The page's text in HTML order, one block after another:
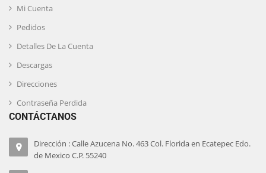
Mi Cuenta
Pedidos
Detalles De La Cuenta
Descargas
Direcciones
Contraseña Perdida
CONTÁCTANOS
Dirección : Calle Azucena No. 463 Col. Florida en Ecatepec Edo.
de Mexico C.P. 55240